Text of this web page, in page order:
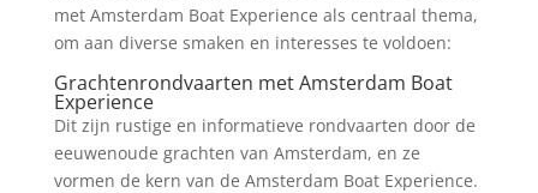
met Amsterdam Boat Experience als centraal thema,
om aan diverse smaken en interesses te voldoen:
Grachtenrondvaarten met Amsterdam Boat
Experience
Dit zijn rustige en informatieve rondvaarten door de
eeuwenoude grachten van Amsterdam, en ze
vormen de kern van de Amsterdam Boat Experience.